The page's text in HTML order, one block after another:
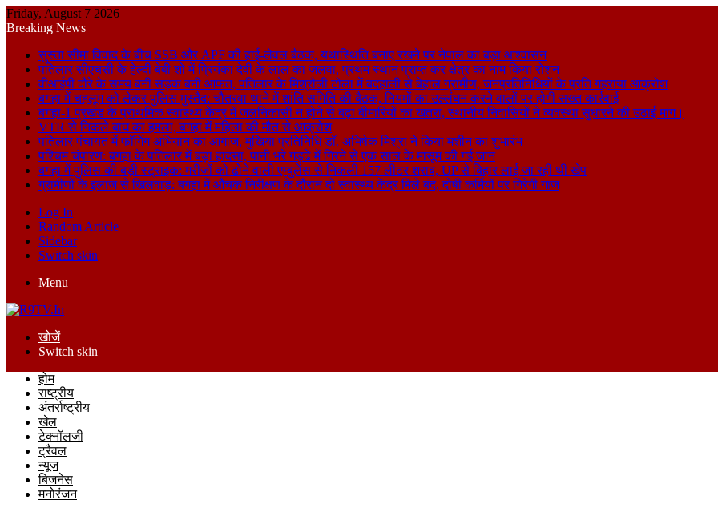
Friday, August 7 2026
Breaking News
सुस्ता सीमा विवाद के बीच SSB और APF की हाई-लेवल बैठक, यथास्थिति बनाए रखने पर नेपाल का बड़ा आश्वासन
पतिलार सीएचसी के हेल्दी बेबी शो में प्रियंका देवी के लाल का जलवा, प्रथम स्थान प्राप्त कर क्षेत्र का नाम किया रोशन
वीआईपी दौरे के समय बनी सड़क बनी आफत, पतिलार के मिश्रौली टोला में बदहाली से बेहाल ग्रामीण, जनप्रतिनिधियों के प्रति गहराया आक्रोश
बगहा में चहलूम को लेकर पुलिस मुस्तैद: चौतरवा थाने में शांति समिति की बैठक, नियमों का उल्लंघन करने वालों पर होगी सख्त कार्रवाई
बगहा-1 प्रखंड के प्राथमिक स्वास्थ्य केंद्र में जलनिकासी न होने से बढ़ा बीमारियों का खतरा, स्थानीय निवासियों ने व्यवस्था सुधारने की उठाई मांग।
VTR से निकले बाघ का हमला, बगहा में महिला की मौत से आक्रोश
पतिलार पंचायत में फॉगिंग अभियान का आगाज, मुखिया प्रतिनिधि डॉ. अभिषेक मिश्रा ने किया मशीन का शुभारंभ
पश्चिम चंपारण: बगहा के पतिलार में बड़ा हादसा, पानी भरे गड्ढे में गिरने से एक साल के मासूम की गई जान
बगहा में पुलिस की बड़ी स्ट्राइक: मरीजों को ढोने वाली एम्बुलेंस से निकली 157 लीटर शराब, UP से बिहार लाई जा रही थी खेप
ग्रामीणों के इलाज से खिलवाड़: बगहा में औचक निरीक्षण के दौरान दो स्वास्थ्य केंद्र मिले बंद, दोषी कर्मियों पर गिरेगी गाज
Log In
Random Article
Sidebar
Switch skin
Menu
खोजें
Switch skin
होम
राष्ट्रीय
अंतर्राष्ट्रीय
खेल
टेक्नॉलजी
ट्रैवल
न्यूज
बिजनेस
मनोरंजन